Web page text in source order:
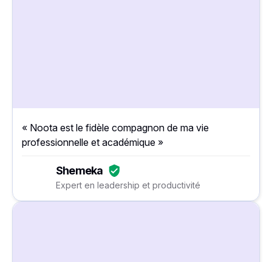
« Noota est le fidèle compagnon de ma vie
professionnelle et académique »
Shemeka
Expert en leadership et productivité